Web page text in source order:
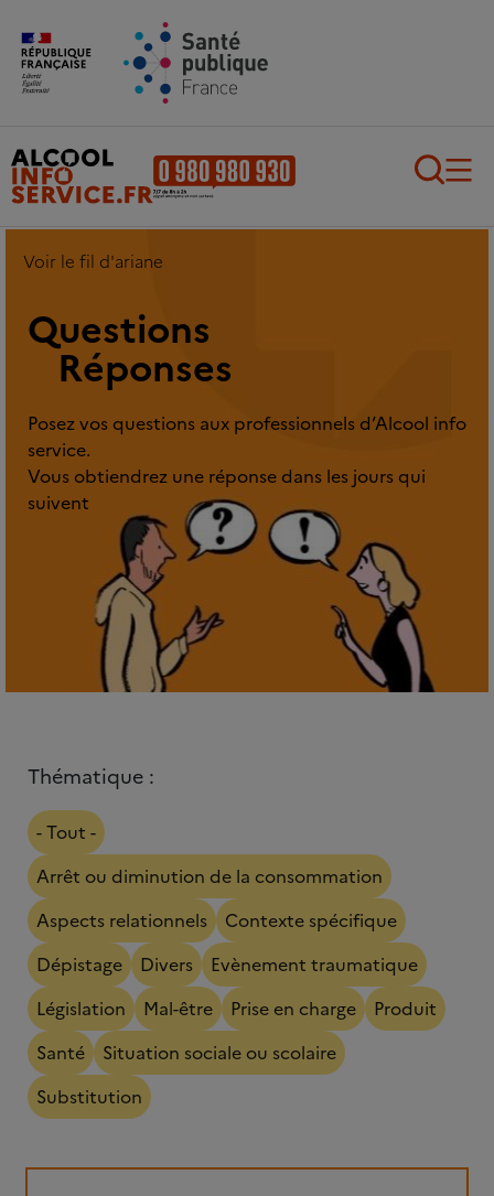
Aller au contenu principal
Voir le fil d'ariane
Questions
Réponses
Posez vos questions aux professionnels d’Alcool info
service.
Vous obtiendrez une réponse dans les jours qui
suivent
Thématique :
- Tout -
Arrêt ou diminution de la consommation
Aspects relationnels
Contexte spécifique
Dépistage
Divers
Evènement traumatique
Législation
Mal-être Prise en charge
Produit
Santé
Situation sociale ou scolaire
Substitution